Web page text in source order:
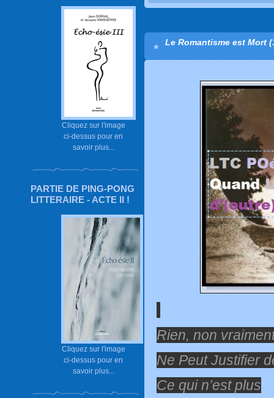
Cliquez sur l'image
ci-dessus pour en
savoir plus...
PARTIE DE PING-PONG
LITTERAIRE - ACTE II !
Cliquez sur l'image
ci-dessus pour en
savoir plus...
Le Romantisme est Mort
Rien, non
Ne Peut Justifier
Ce qui n’est plus